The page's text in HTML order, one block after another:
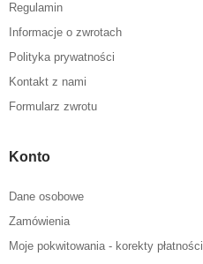
Regulamin
Informacje o zwrotach
Polityka prywatności
Kontakt z nami
Formularz zwrotu
Konto
Dane osobowe
Zamówienia
Moje pokwitowania - korekty płatności